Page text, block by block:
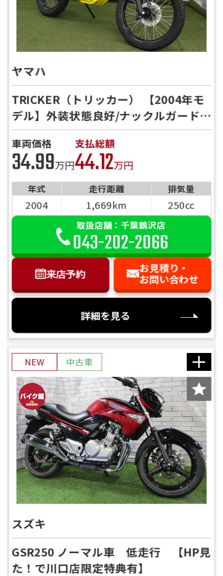
ヤマハ
TRICKER（トリッカー） 【2004年モ
デル】外装状態良好/ナックルガード/
グリップヒータ装備/Ｒキャリア
車両価格
34.99万円
支払総額
44.12万円
年式 走行距離 排気量
2004 1,669km 250cc
取扱店舗：千葉鶴沢店
043-202-2066
来店予約
お見積り・
お問い合わせ
詳細を見る
NEW 中古車
スズキ
GSR250 ノーマル車 低走行 【HP見
た！で川口店限定特典有】